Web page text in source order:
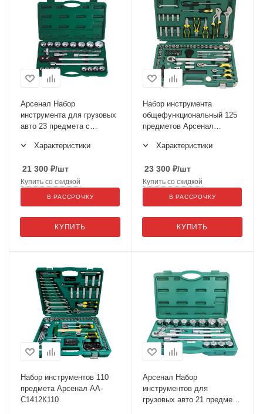
Арсенал Набор
инструмента для грузовых
авто 23 предмета с
C341T23 3/4"
Характеристики
21 300 ₽/шт
КУПИТЬ
Купить со скидкой
В РАССРОЧКУ
Набор инструмента
общефункциональный 125
предметов Арсенал
Характеристики
23 300 ₽/шт
КУПИТЬ
Купить со скидкой
В РАССРОЧКУ
Набор инструментов 110
предмета Арсенал АА-
С1412К110
Арсенал Набор
инструментов для
грузовых авто 21 предмет